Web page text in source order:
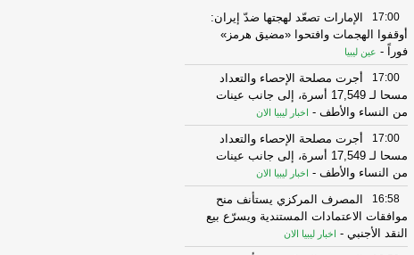
17:00
الإمارات تصعّد لهجتها ضدّ إيران:
أوقفوا الهجمات وافتحوا «مضيق هرمز»
فوراً - عين ليبيا
17:00
أجرت مصلحة الإحصاء والتعداد
مسحا لـ 17,549 أسرة، إلى جانب عينات
من النساء والأطف - اخبار ليبيا الان
17:00
أجرت مصلحة الإحصاء والتعداد
مسحا لـ 17,549 أسرة، إلى جانب عينات
من النساء والأطف - اخبار ليبيا الان
16:58
المصرف المركزي يستأنف منح
موافقات الاعتمادات المستندية ويسرّع بيع
النقد الأجنبي - اخبار ليبيا الان